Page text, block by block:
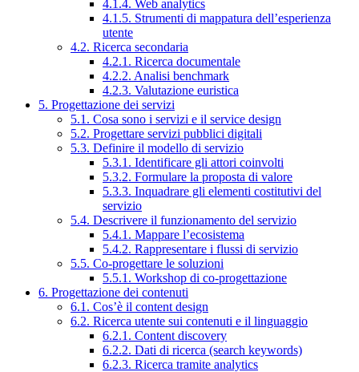
4.1.4. Web analytics
4.1.5. Strumenti di mappatura dell’esperienza
utente
4.2. Ricerca secondaria
4.2.1. Ricerca documentale
4.2.2. Analisi benchmark
4.2.3. Valutazione euristica
5. Progettazione dei servizi
5.1. Cosa sono i servizi e il service design
5.2. Progettare servizi pubblici digitali
5.3. Definire il modello di servizio
5.3.1. Identificare gli attori coinvolti
5.3.2. Formulare la proposta di valore
5.3.3. Inquadrare gli elementi costitutivi del
servizio
5.4. Descrivere il funzionamento del servizio
5.4.1. Mappare l’ecosistema
5.4.2. Rappresentare i flussi di servizio
5.5. Co-progettare le soluzioni
5.5.1. Workshop di co-progettazione
6. Progettazione dei contenuti
6.1. Cos’è il content design
6.2. Ricerca utente sui contenuti e il linguaggio
6.2.1. Content discovery
6.2.2. Dati di ricerca (search keywords)
6.2.3. Ricerca tramite analytics